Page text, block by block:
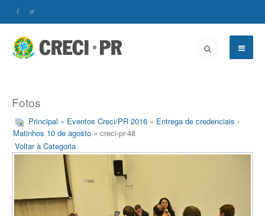
Fotos
Principal » Eventos Creci/PR 2016 » Entrega de credenciais -
Matinhos 10 de agosto » creci-pr-48
Voltar à Categoria